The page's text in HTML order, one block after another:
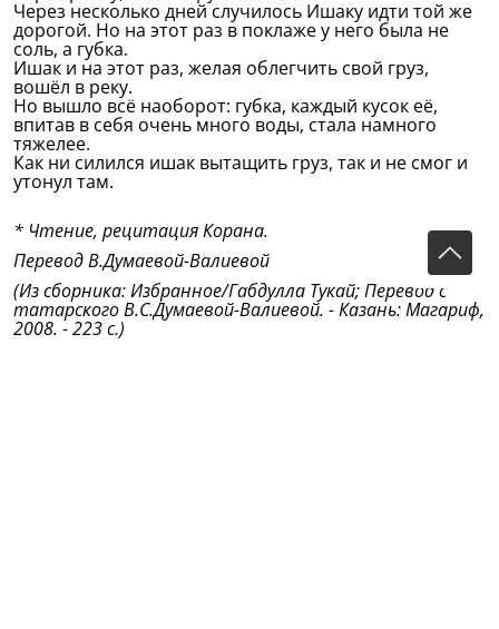
Через несколько дней случилось Ишаку идти той же
дорогой. Но на этот раз в поклаже у него была не
соль, а губка.
Ишак и на этот раз, желая облегчить свой груз,
вошёл в реку.
Но вышло всё наоборот: губка, каждый кусок её,
впитав в себя очень много воды, стала намного
тяжелее.
Как ни силился ишак вытащить груз, так и не смог и
утонул там.
* Чтение, рецитация Корана.
Перевод В.Думаевой-Валиевой
(Из сборника: Избранное/Габдулла Тукай; Перевод с
татарского В.С.Думаевой-Валиевой. - Казань: Магариф,
2008. - 223 с.)